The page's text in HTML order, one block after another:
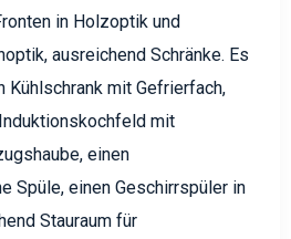
in Holzoptik und
ausreichend Schränke. Es
Kühlschrank mit Gefrierfach,
mit
einen
Spüle, einen Geschirrspüler in
Stauraum für